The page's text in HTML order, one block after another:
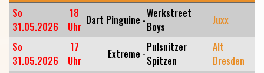
So
31.05.2026
18
Uhr Dart Pinguine -Werkstreet
Boys
Juxx
So
31.05.2026
17
Uhr
Extreme -Pulsnitzer
Spitzen
Alt
Dresden